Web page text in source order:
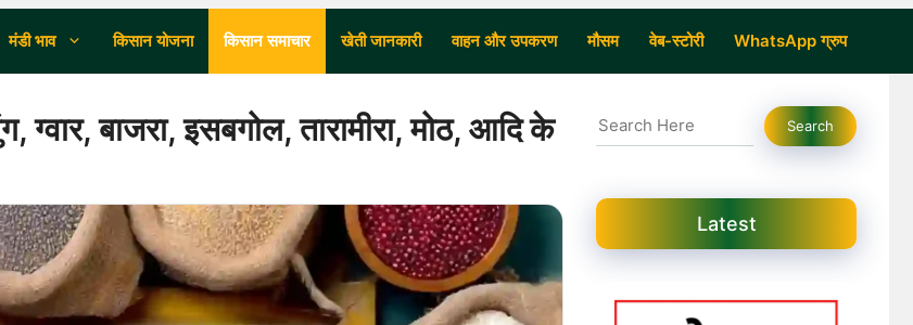
मंडी भाव किसान योजना किसान समाचार खेती जानकारी वाहन और उपकरण मौसम वेब-स्टोरी WhatsApp ग्रुप
बाजरा, इसबगोल, तारामीरा, मोठ, आदि के
Search Search
Latest